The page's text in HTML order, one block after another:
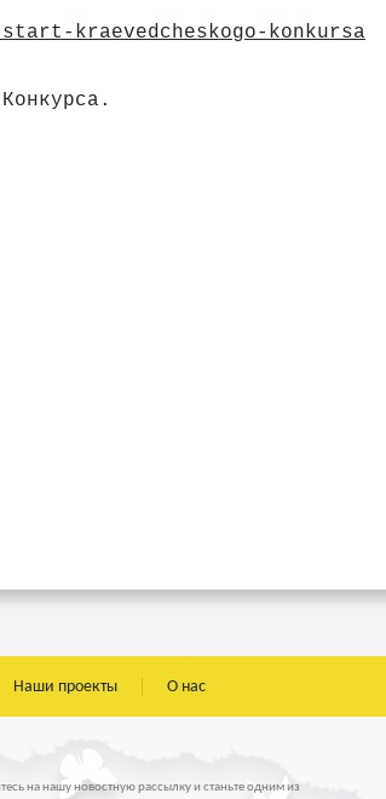
kraevedcheskogo-konkursa
Наши проекты О нас
на нашу новостную рассылку и станьте одним из